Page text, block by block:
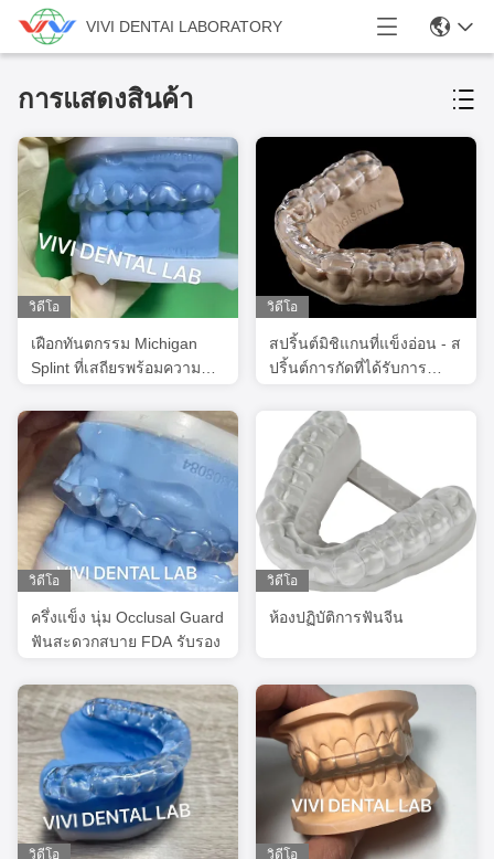
VIVI DENTAI LABORATORY
การแสดงสินค้า
วิดีโอ
เฝือกทันตกรรม Michigan
Splint ที่เสถียรพร้อมความ
อาชีพ
วิดีโอ
สปริ้นต์มิชิแกนที่แข็งอ่อน - ส
ปริ้นต์การกัดที่ได้รับการ
ประสิทธิภาพในเรื่องค่าใช้
จ่าย สําหรับการใช้ฟัน
วิดีโอ
ครึ่งแข็ง นุ่ม Occlusal Guard
ฟันสะดวกสบาย FDA รับรอง
วิดีโอ
ห้องปฏิบัติการฟันจีน
วิดีโอ วิดีโอ